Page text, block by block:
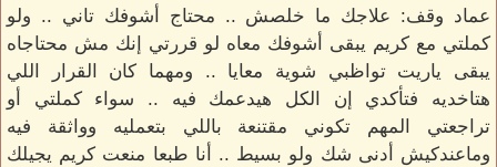
عماد وقف: علاجك ما خلصش .. محتاج أشوفك تاني .. ولو
كملتي مع كريم يبقى أشوفك معاه لو قررتي إنك مش محتاجاه
يبقى ياريت تواظبي شوية معايا .. ومهما كان القرار اللي
هتاخديه فتأكدي إن الكل هيدعمك فيه .. سواء كملتي أو
تراجعتي المهم تكوني مقتنعة باللي بتعمليه وواثقة فيه
وماعندكيش أدنى شك ولو بسيط .. أنا طبعا منعت كريم يجيلك